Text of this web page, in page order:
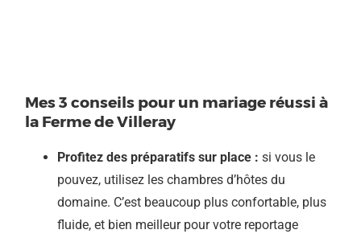
Mes 3 conseils pour un mariage réussi à
la Ferme de Villeray
Profitez des préparatifs sur place : si vous le
pouvez, utilisez les chambres d’hôtes du
domaine. C’est beaucoup plus confortable, plus
fluide, et bien meilleur pour votre reportage